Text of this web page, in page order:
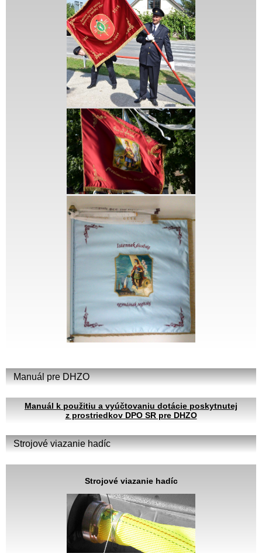
Manuál pre DHZO
Manuál k použitiu a vyúčtovaniu dotácie poskytnutej
z prostriedkov DPO SR pre DHZO
Strojové viazanie hadíc
Strojové viazanie hadíc